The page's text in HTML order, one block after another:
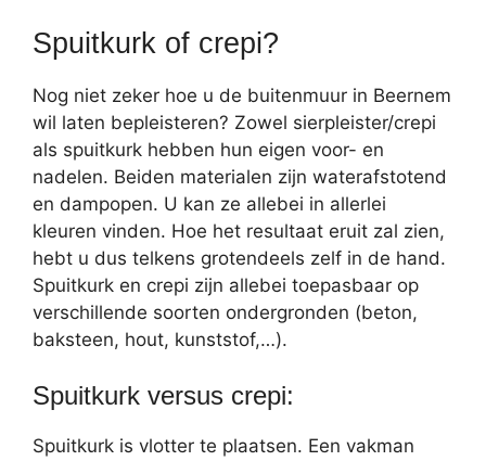
Spuitkurk of crepi?
Nog niet zeker hoe u de buitenmuur in Beernem
wil laten bepleisteren? Zowel sierpleister/crepi
als spuitkurk hebben hun eigen voor- en
nadelen. Beiden materialen zijn waterafstotend
en dampopen. U kan ze allebei in allerlei
kleuren vinden. Hoe het resultaat eruit zal zien,
hebt u dus telkens grotendeels zelf in de hand.
Spuitkurk en crepi zijn allebei toepasbaar op
verschillende soorten ondergronden (beton,
baksteen, hout, kunststof,…).
Spuitkurk versus crepi:
Spuitkurk is vlotter te plaatsen. Een vakman